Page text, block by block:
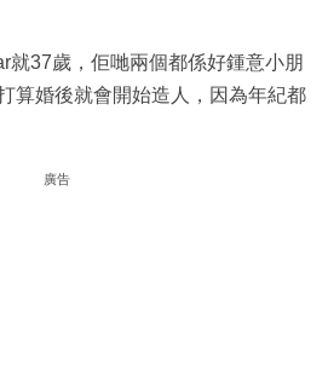
就37歲，佢哋兩個都係好鍾意小朋
算婚後就會開始造人，因為年紀都
廣告